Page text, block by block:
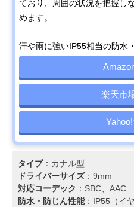
ており、周囲の状況を把握し
めます。
汗や雨に強いIP55相当の防水
楽天市
タイプ：カナル型
ドライバーサイズ：9mm
対応コーデック ：SBC、AAC
防水・防じん性能：IP55（イ